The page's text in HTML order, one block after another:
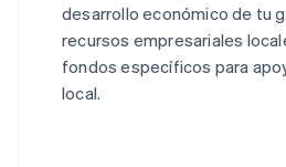
desarrollo económico de tu
recursos empresariales
fondos específicos para
local.